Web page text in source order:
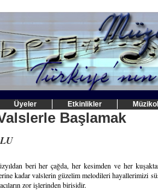
Üyeler Etkinlikler
Başlamak
beri her çağda, her kesimden ve her
kadar valslerin güzelim melodileri hayallerimizi
zor işlerinden birisidir.